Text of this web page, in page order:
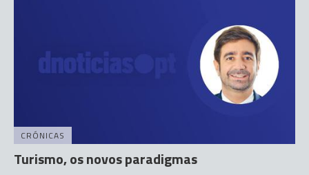
CRÓNICAS
Turismo, os novos paradigmas